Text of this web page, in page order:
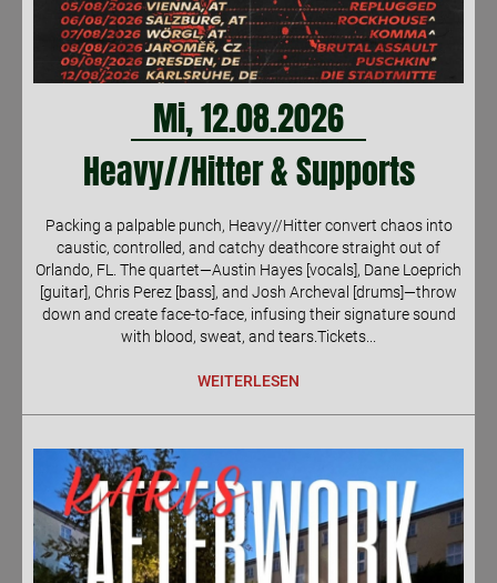
Mi, 12.08.2026
Heavy//Hitter & Supports
Packing a palpable punch, Heavy//Hitter convert chaos into
caustic, controlled, and catchy deathcore straight out of
Orlando, FL. The quartet—Austin Hayes [vocals], Dane Loeprich
[guitar], Chris Perez [bass], and Josh Archeval [drums]—throw
down and create face-to-face, infusing their signature sound
with blood, sweat, and tears.Tickets...
WEITERLESEN